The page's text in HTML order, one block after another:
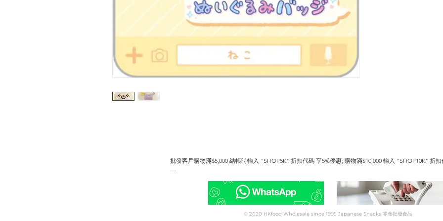
批發客戶購物滿$5,000 結帳時輸入 "SHOP5K" 折扣代碼 享5%優惠; 購物滿$10,000 輸入 "SHOP10K" 折扣
此優惠有別於會員優惠詳情請與客戶服務聯絡 Whatsapp 5344 4680 或電 9566 3018 .
© 2020 HKfood Wholesale since 1995 Japanese Snacks 零食批發食品